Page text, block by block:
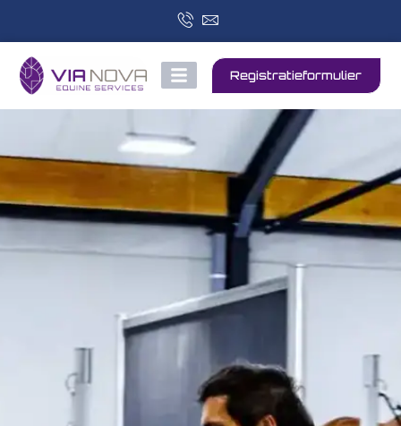
Registratieformulier